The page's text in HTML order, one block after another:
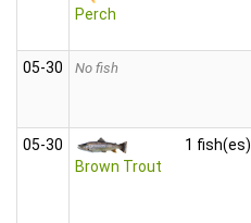
Perch
05‑30 No fish
05‑30
Brown Trout
1 fish(es)